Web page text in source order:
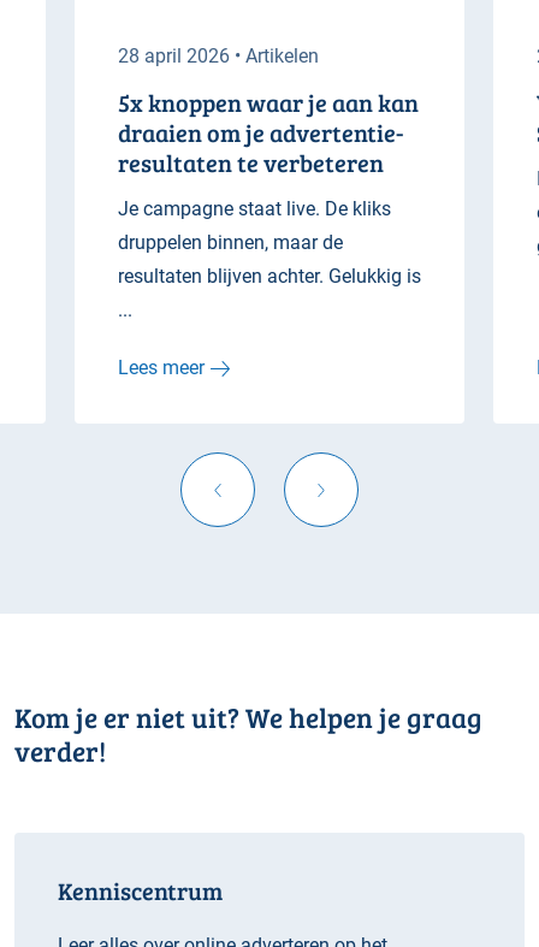
28 april 2026 • Artikelen
5x knoppen waar je aan kan
draaien om je advertentie-
resultaten te verbeteren
Je campagne staat live. De kliks
druppelen binnen, maar de
resultaten blijven achter. Gelukkig is
...
Lees meer
Kom je er niet uit? We helpen je graag
verder!
Kenniscentrum